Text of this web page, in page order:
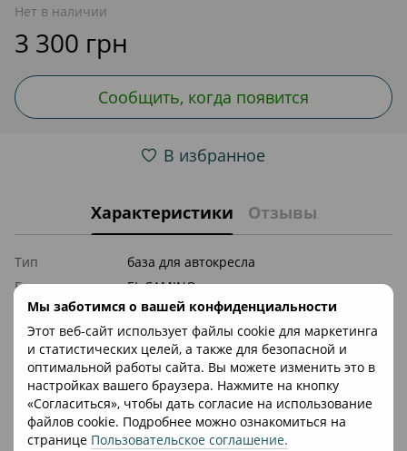
Мы заботимся о вашей конфиденциальности
Этот веб-сайт использует файлы cookie для маркетинга
и статистических целей, а также для безопасной и
оптимальной работы сайта. Вы можете изменить это в
настройках вашего браузера. Нажмите на кнопку
«Согласиться», чтобы дать согласие на использование
файлов cookie. Подробнее можно ознакомиться на
странице Пользовательское соглашение.
Нет в наличии
3 300 грн
Сообщить, когда появится
В избранное
Характеристики Отзывы
Тип
база для автокресла
Бренд
EL CAMINO
Цвет
Чорний
Материал
Металл, Пластик
Страна
регистрации
бренда
Польша
Доставка Оплата